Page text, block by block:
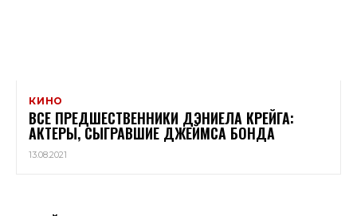
КИНО
ВСЕ ПРЕДШЕСТВЕННИКИ ДЭНИЕЛА КРЕЙГА:
АКТЕРЫ, СЫГРАВШИЕ ДЖЕЙМСА БОНДА
13.08.2021